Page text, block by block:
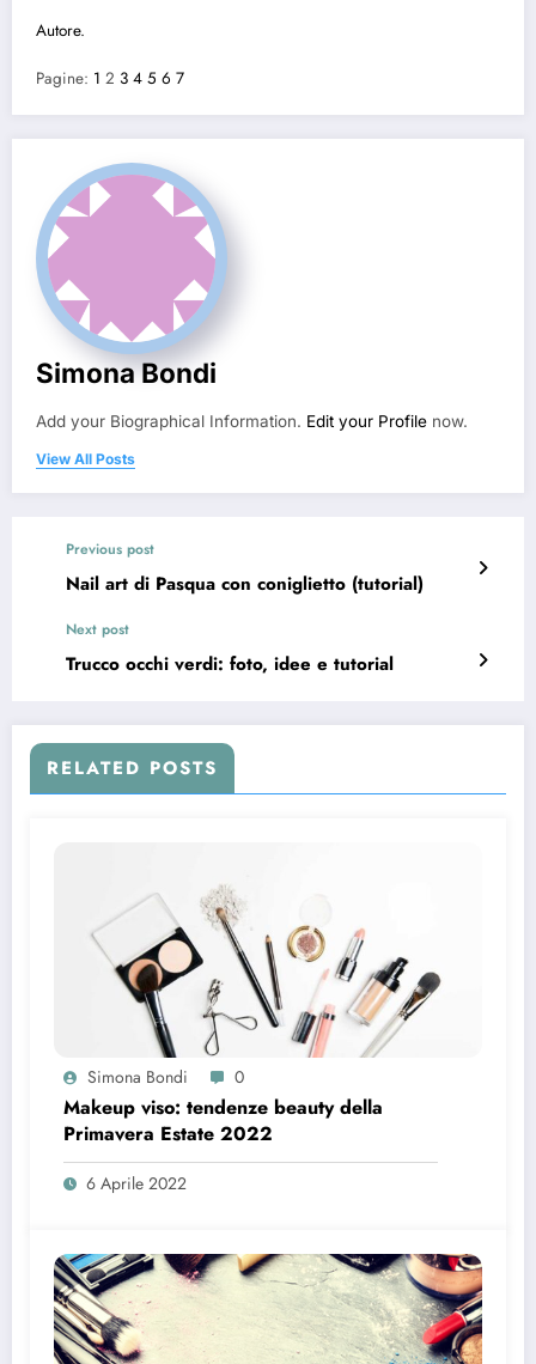
Autore.
Pagine: 1 2 3 4 5 6 7
Simona Bondi
Add your Biographical Information. Edit your Profile now.
View All Posts
Previous post
Nail art di Pasqua con coniglietto (tutorial)
Next post
Trucco occhi verdi: foto, idee e tutorial
RELATED POSTS
Simona Bondi 0
Makeup viso: tendenze beauty della
Primavera Estate 2022￼￼
6 Aprile 2022